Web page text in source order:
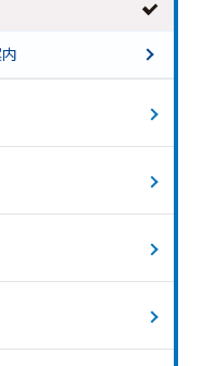
す
のみ運行）